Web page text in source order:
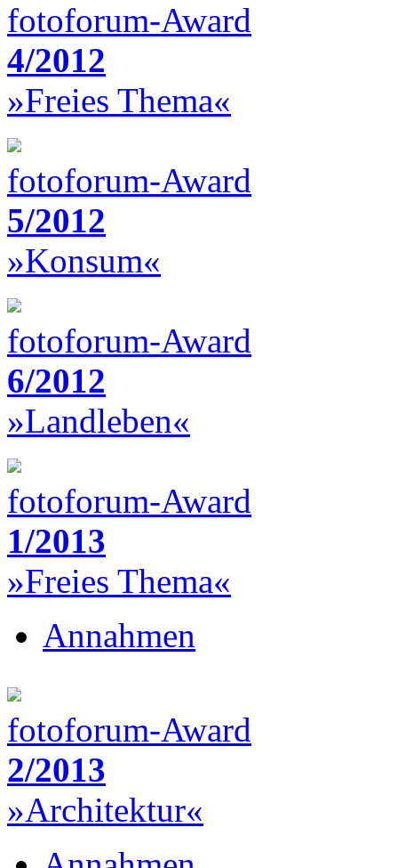
fotoforum-Award
4/2012
»Freies Thema«
fotoforum-Award
5/2012
»Konsum«
fotoforum-Award
6/2012
»Landleben«
fotoforum-Award
1/2013
»Freies Thema«
Annahmen
fotoforum-Award
2/2013
»Architektur«